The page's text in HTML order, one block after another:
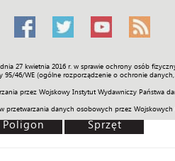
27 kwietnia 2016 r. w sprawie ochrony osób
95/46/WE (ogólne rozporządzenie o ochronie danych,
przez Wojskowy Instytut Wydawniczy Państwa
przetwarzania danych osobowych przez
Sport Historia Galerie
Poligon Sprzęt